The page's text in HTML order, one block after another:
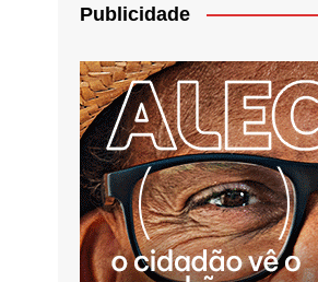
Publicidade